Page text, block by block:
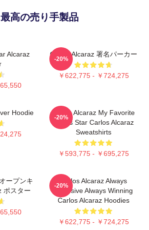
最高の売り手製品
Alcaraz
Carlos Alcaraz 署名パーカー
￥622,775 - ￥724,275
-20%
Hoodie
Carlos Alcaraz My Favorite
Tennis Star Carlos Alcaraz
Sweatshirts
￥593,775 - ￥695,275
-20%
ープンキ
ポスター
Carlos Alcaraz Always
Explosive Always Winning
Carlos Alcaraz Hoodies
￥622,775 - ￥724,275
-20%